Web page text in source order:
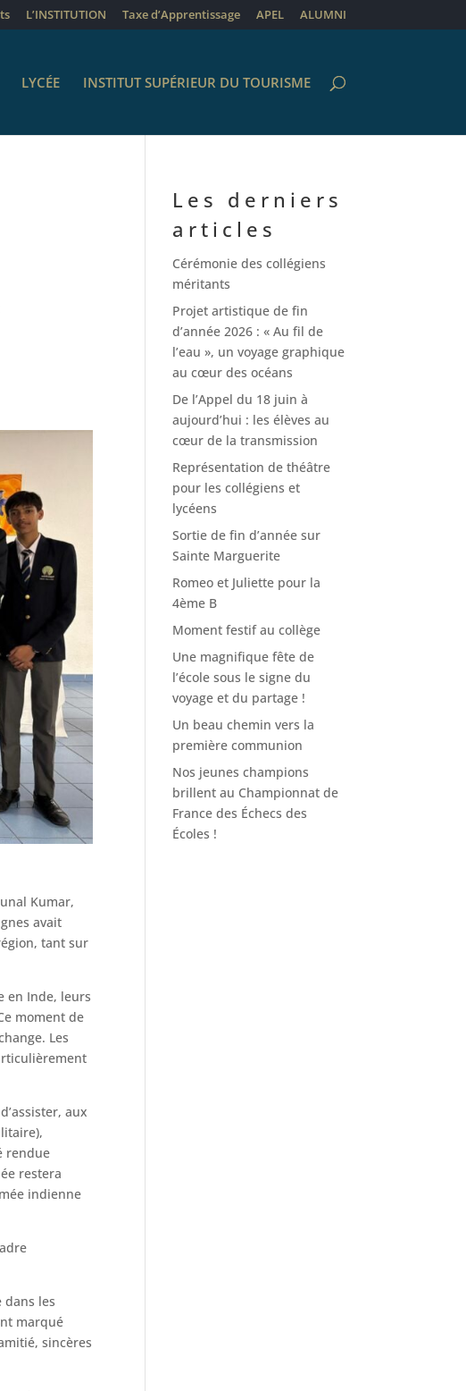
L’INSTITUTION Taxe d’Apprentissage APEL ALUMNI
LYCÉE INSTITUT SUPÉRIEUR DU TOURISME
Kumar,
avait
tant sur
en Inde, leurs
moment de
Les
aux
rendue
restera
indienne
dans les
marqué
sincères
Les derniers
articles
Cérémonie des collégiens
méritants
Projet artistique de fin
d’année 2026 : « Au fil de
l’eau », un voyage graphique
au cœur des océans
De l’Appel du 18 juin à
aujourd’hui : les élèves au
cœur de la transmission
Représentation de théâtre
pour les collégiens et
lycéens
Sortie de fin d’année sur
Sainte Marguerite
Romeo et Juliette pour la
4ème B
Moment festif au collège
Une magnifique fête de
l’école sous le signe du
voyage et du partage !
Un beau chemin vers la
première communion
Nos jeunes champions
brillent au Championnat de
France des Échecs des
Écoles !